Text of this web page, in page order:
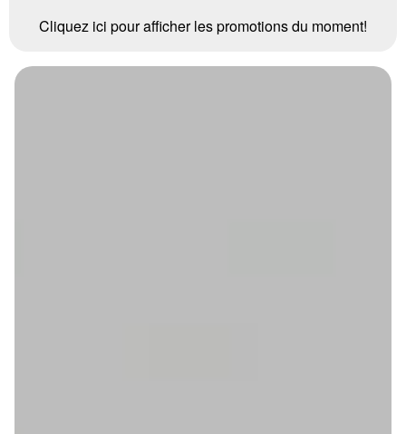
Cliquez ici pour afficher les promotions du moment!